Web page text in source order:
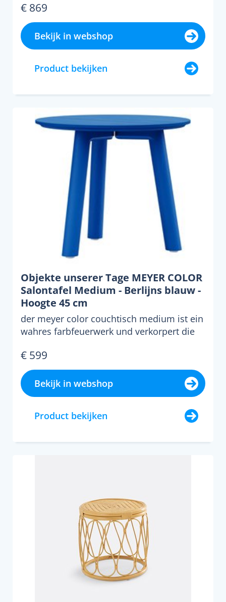
€ 869
Bekijk in webshop
Product bekijken
Objekte unserer Tage MEYER COLOR
Salontafel Medium - Berlijns blauw -
Hoogte 45 cm
der meyer color couchtisch medium ist ein
wahres farbfeuerwerk und verkorpert die
€ 599
Bekijk in webshop
Product bekijken